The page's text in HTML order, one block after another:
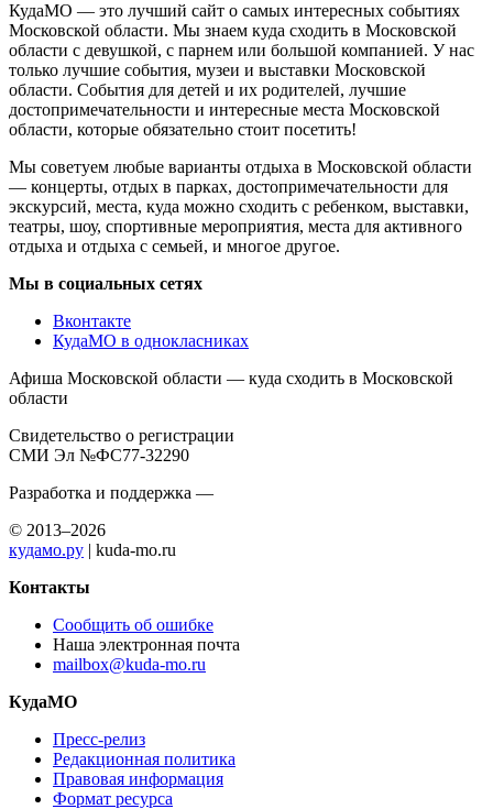
КудаМО — это лучший сайт о самых интересных событиях
Московской области. Мы знаем куда сходить в Московской
области с девушкой, с парнем или большой компанией. У нас
только лучшие события, музеи и выставки Московской
области. События для детей и их родителей, лучшие
достопримечательности и интересные места Московской
области, которые обязательно стоит посетить!
Мы советуем любые варианты отдыха в Московской области
— концерты, отдых в парках, достопримечательности для
экскурсий, места, куда можно сходить с ребенком, выставки,
театры, шоу, спортивные мероприятия, места для активного
отдыха и отдыха с семьей, и многое другое.
Мы в социальных сетях
Вконтакте
КудаМО в однокласниках
Афиша Московской области — куда сходить в Московской
области
Свидетельство о регистрации
СМИ Эл №ФС77-32290
Разработка и поддержка —
© 2013–2026
кудамо.ру | kuda-mo.ru
Контакты
Сообщить об ошибке
Наша электронная почта
mailbox@kuda-mo.ru
КудаМО
Пресс-релиз
Редакционная политика
Правовая информация
Формат ресурса